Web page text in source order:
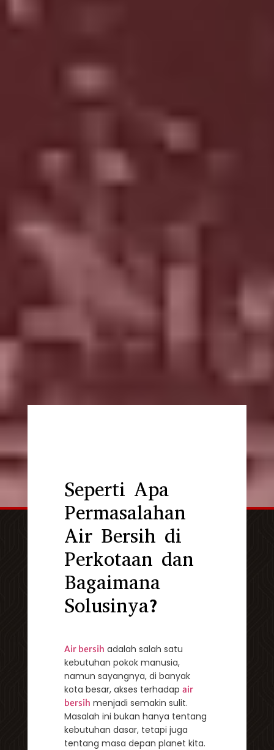
Seperti Apa
Permasalahan
Air Bersih di
Perkotaan dan
Bagaimana
Solusinya?
Air bersih adalah salah satu
kebutuhan pokok manusia,
namun sayangnya, di banyak
kota besar, akses terhadap air
bersih menjadi semakin sulit.
Masalah ini bukan hanya tentang
kebutuhan dasar, tetapi juga
tentang masa depan planet kita.